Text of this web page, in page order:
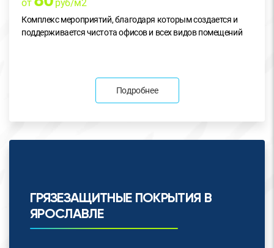
от руб/м2
Комплекс мероприятий, благодаря которым создается и
поддерживается чистота офисов и всех видов помещений
Подробнее
ГРЯЗЕЗАЩИТНЫЕ ПОКРЫТИЯ В
ЯРОСЛАВЛЕ